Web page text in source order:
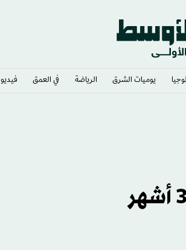
يوميات الشرق​ الرياضة في العمق فيديو